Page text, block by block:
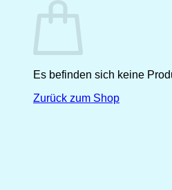
Es befinden sich keine
Zurück zum Shop